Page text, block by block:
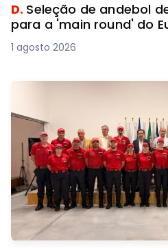
D. Seleção de andebol
para a 'main round' do
1 agosto 2026